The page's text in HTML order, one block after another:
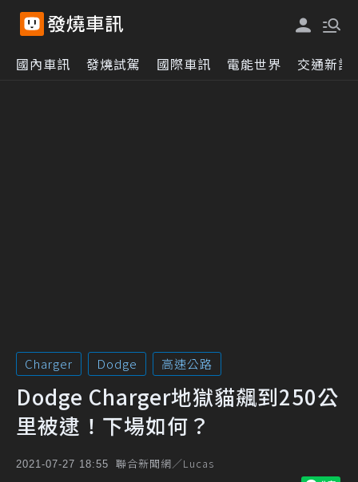
國內車訊 發燒試駕 國際車訊 電能世界 交通新訊
Charger Dodge 高速公路
Dodge Charger地獄貓飆到250公
里被逮！下場如何？
2021-07-27 18:55 聯合新聞網／Lucas